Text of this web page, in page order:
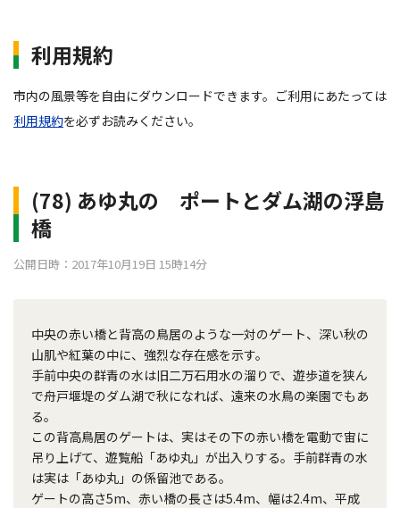
利用規約
市内の風景等を自由にダウンロードできます。ご利用にあたっては
利用規約を必ずお読みください。
(78) あゆ丸の ポートとダム湖の浮島
橋
公開日時：2017年10月19日 15時14分
中央の赤い橋と背高の鳥居のような一対のゲート、深い秋の
山肌や紅葉の中に、強烈な存在感を示す。
手前中央の群青の水は旧二万石用水の溜りで、遊歩道を狭ん
で舟戸堰堤のダム湖で秋になれば、遠来の水鳥の楽園でもあ
る。
この背高鳥居のゲートは、実はその下の赤い橋を電動で宙に
吊り上げて、遊覧船「あゆ丸」が出入りする。手前群青の水
は実は「あゆ丸」の係留池である。
ゲートの高さ5m、赤い橋の長さは5.4m、幅は2.4m、平成